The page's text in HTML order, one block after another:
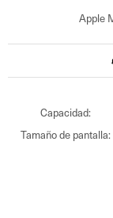
Apple
Capacidad
Tamaño de pantalla